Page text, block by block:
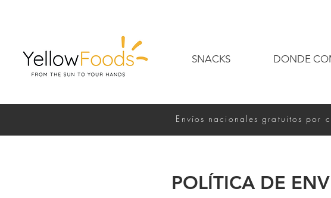
SNACKS DONDE
Envíos nacionales gratuitos por
POLÍTICA DE